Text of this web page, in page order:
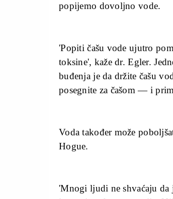
popijemo dovoljno vode.
'Popiti čašu vode ujutro
toksine', kaže dr. Egler.
buđenja je da držite čašu
posegnite za čašom — i
Voda također može
Hogue.
'Mnogi ljudi ne shvaćaju da